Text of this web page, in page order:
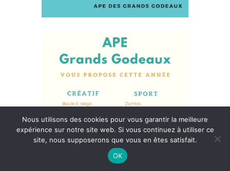
Nous utilisons des cookies pour vous garantir la meilleure
expérience sur notre site web. Si vous continuez à utiliser ce
site, nous supposerons que vous en êtes satisfait.
OK